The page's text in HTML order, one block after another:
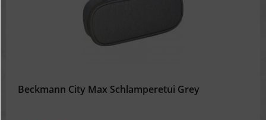
Beckmann City Max Schlamperetui Grey